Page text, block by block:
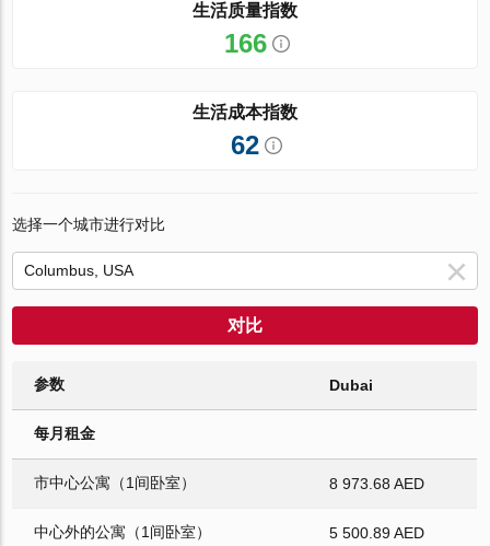
生活质量指数
166
生活成本指数
62
选择一个城市进行对比
对比
参数 Dubai
每月租金
市中心公寓（1间卧室） 8 973.68 AED
中心外的公寓（1间卧室） 5 500.89 AED